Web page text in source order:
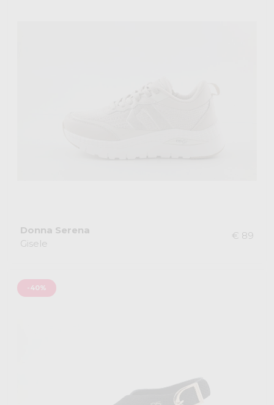
Donna Serena
Gisele
€ 89
-40%